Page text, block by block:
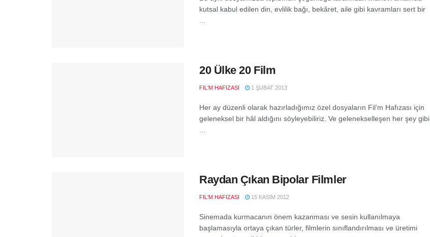
kutsal kabul edilen din, evlilik bağı, bekâret, aile gibi kavramları sert bir
20 Ülke 20 Film
FIL'M HAFIZASI 1 ŞUBAT 2013
Her ay düzenli olarak hazırladığımız özel dosyaların Fil’m Hafızası için
geleneksel bir hâl aldığını söyleyebiliriz. Ve gelenekselleşen her şey gibi
Raydan Çıkan Bipolar Filmler
FIL'M HAFIZASI 15 KASIM 2012
Sinemada kurmacanın önem kazanması ve sesin kullanılmaya
başlamasıyla ortaya çıkan türler, filmlerin sınıflandırılması ve üretimi